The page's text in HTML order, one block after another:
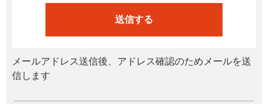
送信する
メールアドレス送信後、アドレス確認のためメールを送
信します